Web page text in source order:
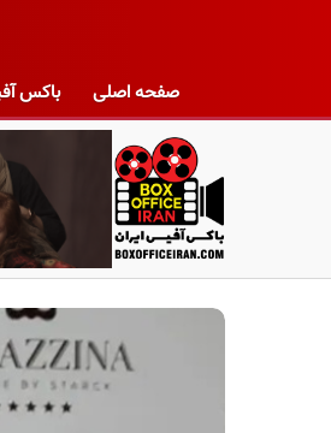
صفحه اصلی باکس
ب